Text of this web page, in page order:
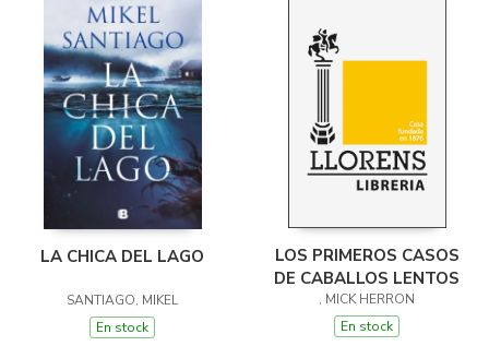
LA CHICA DEL LAGO
SANTIAGO, MIKEL
En stock
LOS PRIMEROS CASOS
DE CABALLOS LENTOS
, MICK HERRON
En stock